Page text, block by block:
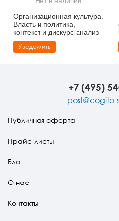
Сказкотерапия
Другие направления
Психофизиология
Социальная психология
Учебная литература
Классический и юнгианский
Организационная культура.
Власть и политика,
контекст и дискурс-анализ
Уведомить
+7 (495)
Публичная оферта
Прайс-листы
Блог
О нас
Контакты